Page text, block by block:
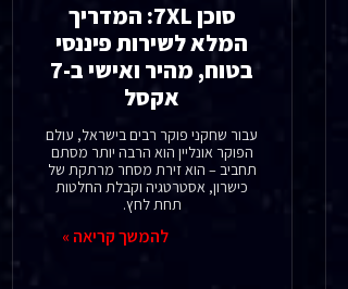
סוכן 7XL: המדריך
המלא לשירות פיננסי
בטוח, מהיר ואישי ב-7
אקסל
עבור שחקני פוקר רבים בישראל, עולם
הפוקר אונליין הוא הרבה יותר מסתם
תחביב – הוא זירת מסחר מרתקת של
כישרון, אסטרטגיה וקבלת החלטות
תחת לחץ.
להמשך קריאה »